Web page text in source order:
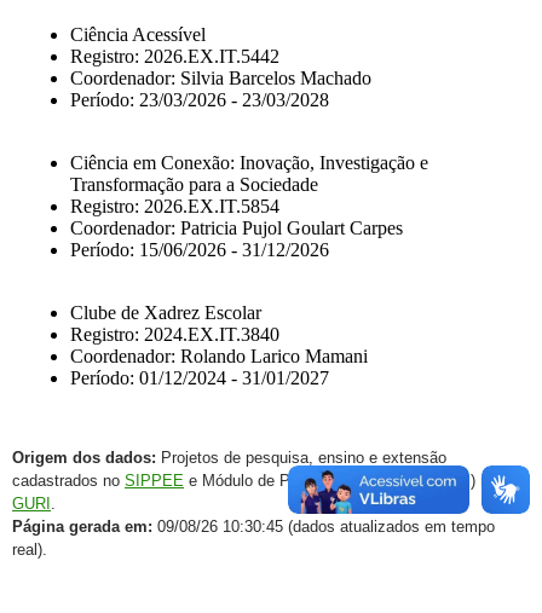
Origem dos dados: Projetos de pesquisa, ensino e extensão
cadastrados no SIPPEE e Módulo de Projetos Acadêmicos (SAP) no
GURI
Página gerada em: 09/08/26 10:30:45 (dados atualizados em tempo
real).